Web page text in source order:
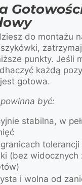
do montażu
punkty. Jeśli
każdą
gotowa.
być:
stabilna, w
(bez widocznych
i wolna od